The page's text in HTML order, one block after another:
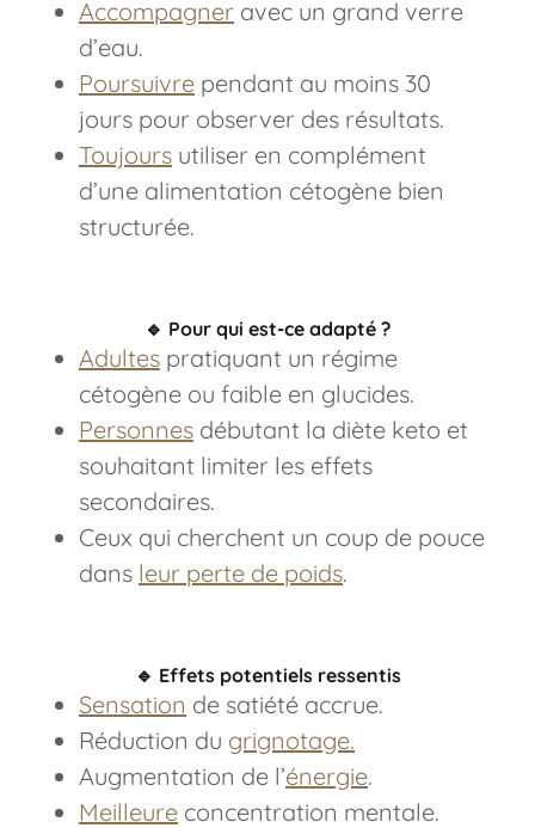
Accompagner avec un grand verre
d’eau.
Poursuivre pendant au moins 30
jours pour observer des résultats.
Toujours utiliser en complément
d’une alimentation cétogène bien
structurée.
🔹 Pour qui est-ce adapté ?
Adultes pratiquant un régime
cétogène ou faible en glucides.
Personnes débutant la diète keto et
souhaitant limiter les effets
secondaires.
Ceux qui cherchent un coup de pouce
dans leur perte de poids.
🔹 Effets potentiels ressentis
Sensation de satiété accrue.
Réduction du grignotage.
Augmentation de l’énergie.
Meilleure concentration mentale.